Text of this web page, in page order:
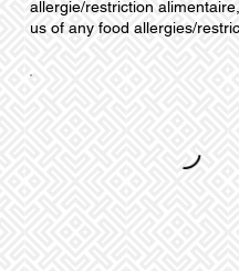
allergie/restriction
us of any food allergies/